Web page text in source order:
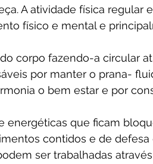
A atividade física regular
físico e mental e
corpo fazendo-a circular
por manter o prana-
o bem estar e por
energéticas que ficam
contidos e de
ser trabalhadas